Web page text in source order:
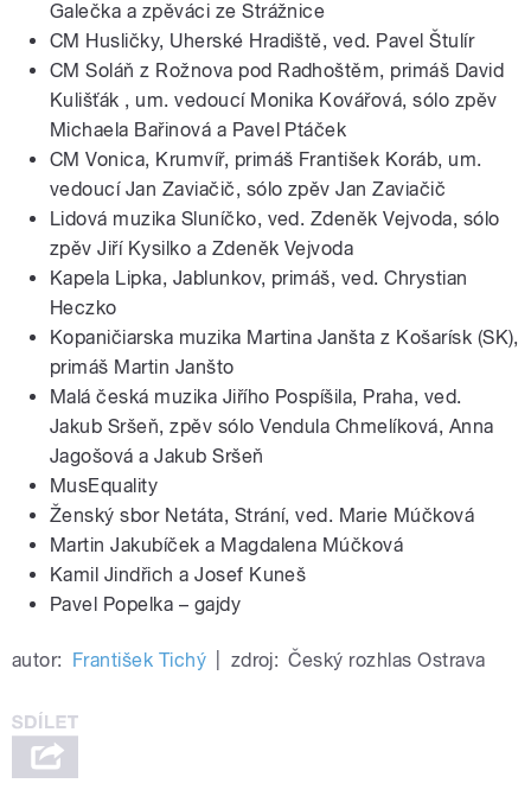
Galečka a zpěváci ze Strážnice
CM Husličky, Uherské Hradiště, ved. Pavel Štulír
CM Soláň z Rožnova pod Radhoštěm, primáš David
Kulišťák , um. vedoucí Monika Kovářová, sólo zpěv
Michaela Bařinová a Pavel Ptáček
CM Vonica, Krumvíř, primáš František Koráb, um.
vedoucí Jan Zaviačič, sólo zpěv Jan Zaviačič
Lidová muzika Sluníčko, ved. Zdeněk Vejvoda, sólo
zpěv Jiří Kysilko a Zdeněk Vejvoda
Kapela Lipka, Jablunkov, primáš, ved. Chrystian
Heczko
Kopaničiarska muzika Martina Janšta z Košarísk (SK),
primáš Martin Janšto
Malá česká muzika Jiřího Pospíšila, Praha, ved.
Jakub Sršeň, zpěv sólo Vendula Chmelíková, Anna
Jagošová a Jakub Sršeň
MusEquality
Ženský sbor Netáta, Strání, ved. Marie Múčková
Martin Jakubíček a Magdalena Múčková
Kamil Jindřich a Josef Kuneš
Pavel Popelka – gajdy
autor: František Tichý zdroj: Český rozhlas Ostrava